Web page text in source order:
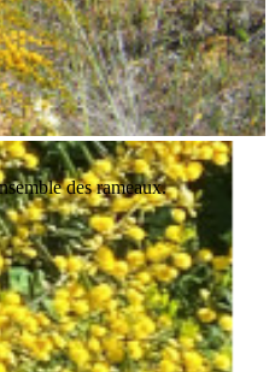
des rameaux.